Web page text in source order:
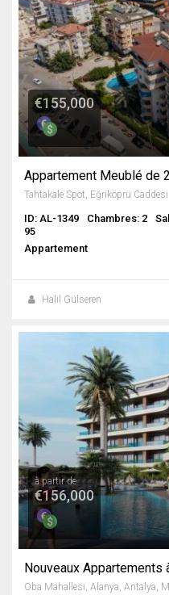
€155,000
Appartement Meublé de
ID: AL-1349 Chambres: 2
95
Appartement
Halil Gülseren
à partir de
€156,000
Nouveaux Appartements